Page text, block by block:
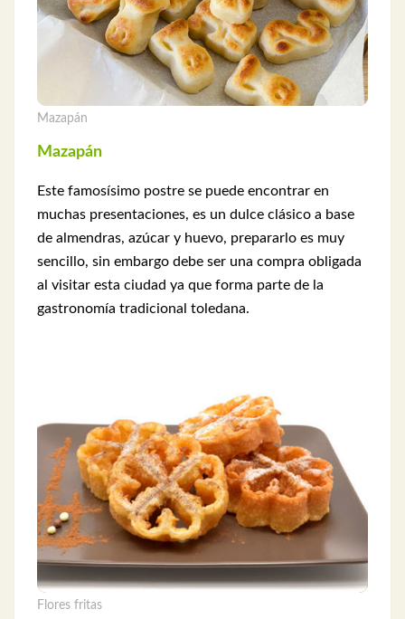
Mazapán
Mazapán
Este famosísimo postre se puede encontrar en
muchas presentaciones, es un dulce clásico a base
de almendras, azúcar y huevo, prepararlo es muy
sencillo, sin embargo debe ser una compra obligada
al visitar esta ciudad ya que forma parte de la
gastronomía tradicional toledana.
Flores fritas